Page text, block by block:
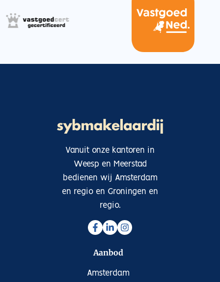
Vanuit onze kantoren in
Weesp en Meerstad
bedienen wij Amsterdam
en regio en Groningen en
regio.
Aanbod
Amsterdam